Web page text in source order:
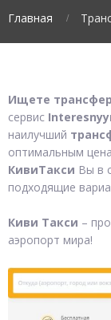
Главная
Ищете
сервис
наилучший
оптимальным
КивиТакси Вы в
подходящие
Киви Такси –
аэропорт мира!